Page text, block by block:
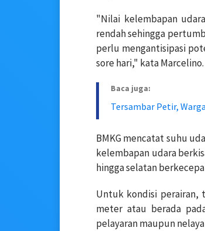
"Nilai kelembapan
rendah sehingga
perlu mengantisipasi
sore hari," kata Marcelino.
Baca juga:
Tersambar Petir,
BMKG mencatat suhu
kelembapan udara
hingga selatan
Untuk kondisi perairan,
meter atau berada
pelayaran maupun